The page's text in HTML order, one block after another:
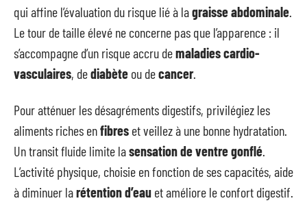
qui affine l’évaluation du risque lié à lagraisse abdominale.
Le tour de taille élevé ne concerne pas que l’apparence : il
s’accompagne d’un risque accru demaladies cardio-
vasculaires, dediabète ou decancer.
Pour atténuer les désagréments digestifs, privilégiez les
aliments riches enfibres et veillez à une bonne hydratation.
Un transit fluide limite lasensation de ventre gonflé
L’activité physique, choisie en fonction de ses capacités, aide
à diminuer larétention d’eau et améliore le confort digestif.